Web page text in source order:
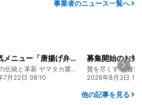
事業者のニュース一覧へ
募集開始のお知らせ
贅を尽くす 和食割烹明徳ファンド
2026年8月3日 16:48
2026年8
他の記事を見る